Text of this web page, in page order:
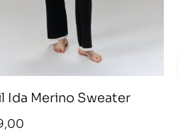
Ida Merino Sweater